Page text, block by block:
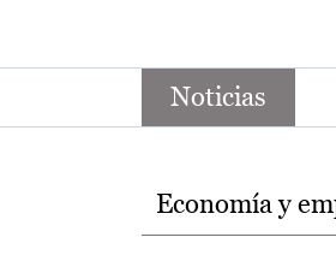
Noticias
Temas
Economía y